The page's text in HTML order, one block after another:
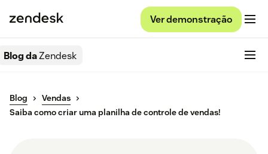
Ver demonstração
Blog daZendesk
Blog
Vendas
Saiba como criar uma planilha de controle de vendas!